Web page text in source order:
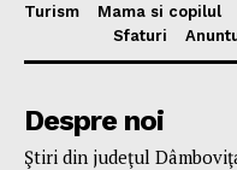
Turism
Mama si copilul
Sfaturi
Despre noi
Ştiri din judeţul